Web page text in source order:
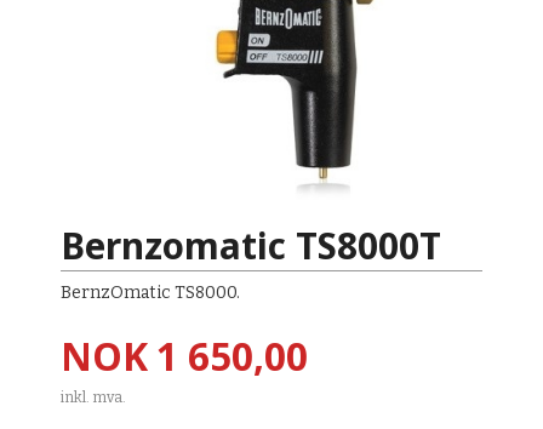
Bernzomatic TS8000T
BernzOmatic TS8000.
Pris
NOK1 650,00
inkl. mva.